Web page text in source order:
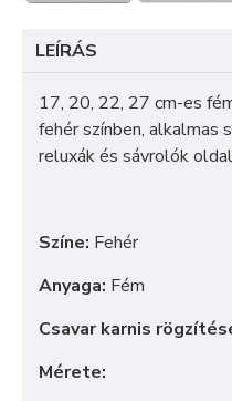
LEÍRÁS
17, 20, 22, 27 cm-es
fehér színben, alkalmas
reluxák és sávrolók
Színe: Fehér
Anyaga: Fém
Csavar karnis
Mérete: